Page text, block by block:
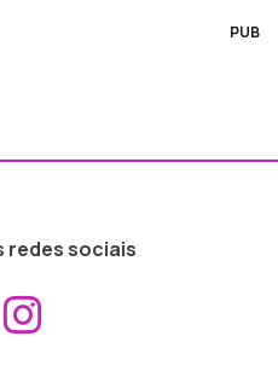
PUB
redes sociais
Aceder ao